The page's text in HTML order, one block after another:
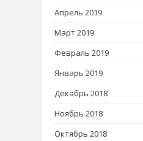
Апрель 2019
Март 2019
Февраль 2019
Январь 2019
Декабрь 2018
Ноябрь 2018
Октябрь 2018